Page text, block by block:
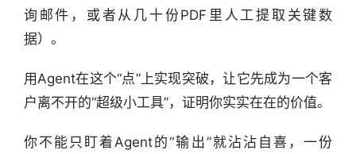
询邮件，或者从几十份PDF里人工提取关键数
据）。
用Agent在这个“点”上实现突破，让它先成为一个客
户离不开的“超级小工具”，证明你实实在在的价值。
你不能只盯着Agent的“输出”就沾沾自喜，一份